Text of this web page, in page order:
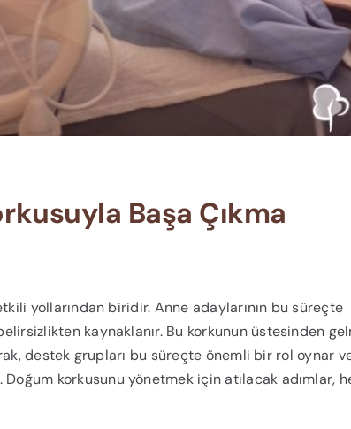
Başa Çıkma
yollarından biridir. Anne adaylarının bu süreçte
kaynaklanır. Bu korkunun üstesinden
destek grupları bu süreçte önemli bir rol oynar
korkusunu yönetmek için atılacak adımlar,